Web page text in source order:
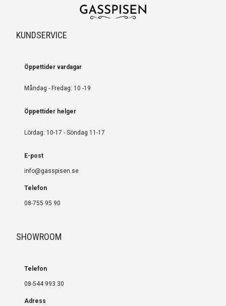
KUNDSERVICE
Öppettider vardagar
Måndag - Fredag: 10 -19
Öppettider helger
Lördag: 10-17 - Söndag 11-17
E-post
info@gasspisen.se
Telefon
08-755 95 90
SHOWROOM
Telefon
08-544 993 30
Adress